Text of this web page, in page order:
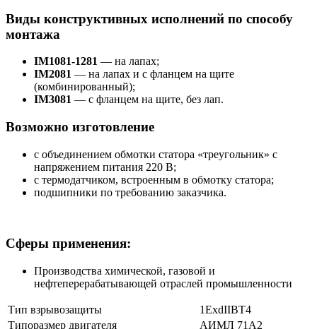
Виды конструктивных исполнений по способу
монтажа
IM1081-1281 — на лапах;
IM2081 — на лапах и с фланцем на щите
(комбинированный);
IM3081 — с фланцем на щите, без лап.
Возможно изготовление
с объединением обмотки статора «треугольник» с
напряжением питания 220 В;
с термодатчиком, встроенным в обмотку статора;
подшипники по требованию заказчика.
Сферы применения:
Производства химической, газовой и
нефтеперерабатывающей отраслей промышленности
Тип взрывозащиты
1ExdIIBT4
Типоразмер двигателя
АИМЛ 71А2